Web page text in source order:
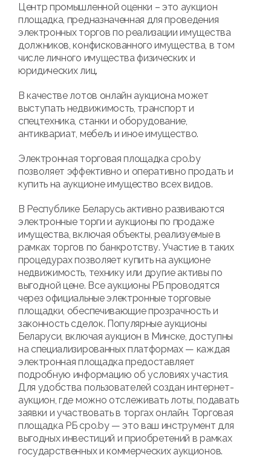
Центр промышленной оценки – это аукцион
площадка, предназначенная для проведения
электронных торгов по реализации имущества
должников, конфискованного имущества, в том
числе личного имущества физических и
юридических лиц.
В качестве лотов онлайн аукциона может
выступать недвижимость, транспорт и
спецтехника, станки и оборудование,
антиквариат, мебель и иное имущество.
Электронная торговая площадка cpo.by
позволяет эффективно и оперативно продать и
купить на аукционе имущество всех видов.
В Республике Беларусь активно развиваются
электронные торги и аукционы по продаже
имущества, включая объекты, реализуемые в
рамках торгов по банкротству. Участие в таких
процедурах позволяет купить на аукционе
недвижимость, технику или другие активы по
выгодной цене. Все аукционы РБ проводятся
через официальные электронные торговые
площадки, обеспечивающие прозрачность и
законность сделок. Популярные аукционы
Беларуси, включая аукцион в Минске, доступны
на специализированных платформах — каждая
электронная площадка предоставляет
подробную информацию об условиях участия.
Для удобства пользователей создан интернет-
аукцион, где можно отслеживать лоты, подавать
заявки и участвовать в торгах онлайн. Торговая
площадка РБ cpo.by — это ваш инструмент для
выгодных инвестиций и приобретений в рамках
государственных и коммерческих аукционов.